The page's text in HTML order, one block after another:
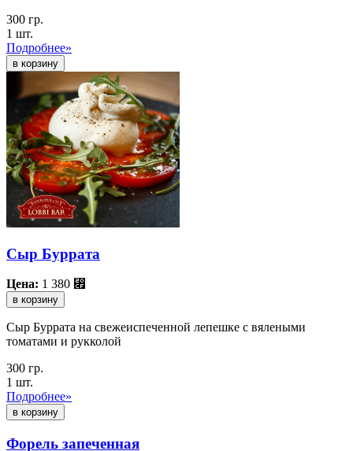
300 гр.
1 шт.
Подробнее»
Сыр Буррата
Цена: 1 380 ⃏
в корзину
Сыр Буррата на свежеиспеченной лепешке с вялеными
томатами и рукколой
300 гр.
1 шт.
Подробнее»
Форель запеченная